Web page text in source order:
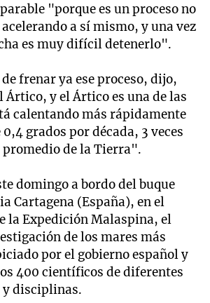
"porque es un proceso no
a sí mismo, y una vez
es muy difícil detenerlo".
frenar ya ese proceso, dijo,
y el Ártico es una de las
calentando más rápidamente
grados por década, 3 veces
promedio de la Tierra".
domingo a bordo del buque
Cartagena (España), en el
la Expedición Malaspina, el
de los mares más
por el gobierno español y
400 científicos de diferentes
disciplinas.